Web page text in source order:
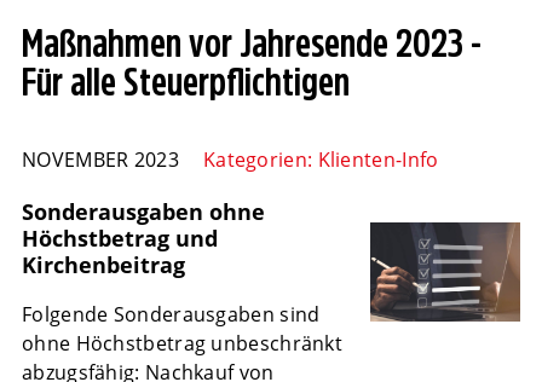
Maßnahmen vor Jahresende 2023 -
Für alle Steuerpflichtigen
NOVEMBER 2023 Kategorien: Klienten-Info
Sonderausgaben ohne
Höchstbetrag und
Kirchenbeitrag
Folgende Sonderausgaben sind
ohne Höchstbetrag unbeschränkt
abzugsfähig: Nachkauf von